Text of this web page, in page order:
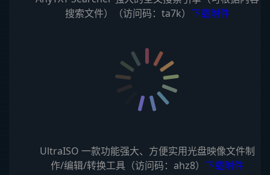
搜索文件）（访问码：ta7k） 下载附件
UltraISO 一款功能强大、方便实用光盘映像文件制
作/编辑/转换工具（访问码：ahz8） 下载附件